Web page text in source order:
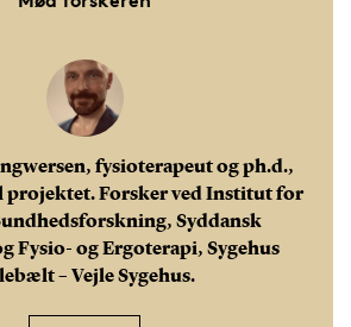
fysioterapeut og ph.d.,
Forsker ved Institut for
Syddansk
Fysio- og Ergoterapi, Sygehus
– Vejle Sygehus.